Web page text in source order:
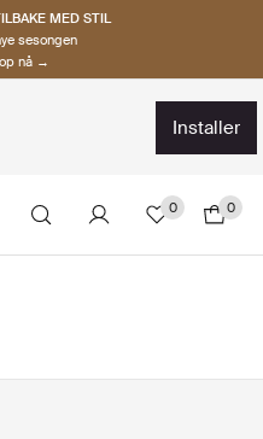
MED STIL
sesongen
nå →
installer
0 0